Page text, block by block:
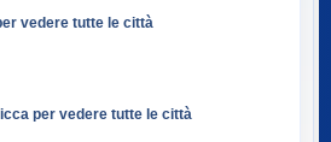
vedere tutte le città
per vedere tutte le città